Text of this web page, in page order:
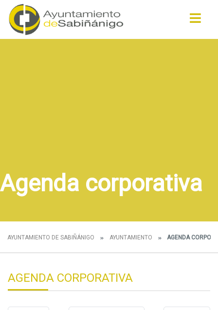
Agenda corporativa
AYUNTAMIENTO DE SABIÑÁNIGO AYUNTAMIENTO AGENDA
AGENDA CORPORATIVA